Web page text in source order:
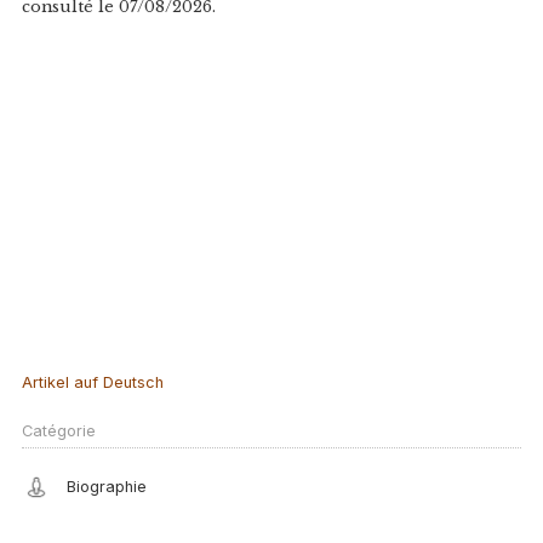
consulté le 07/08/2026.
Artikel auf Deutsch
Catégorie
Biographie